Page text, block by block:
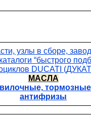
МАСЛА
тормозные
антифризы